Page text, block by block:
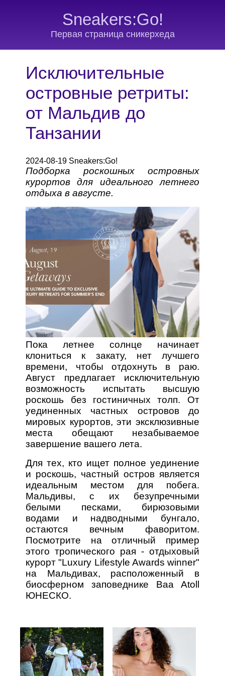
Sneakers:Go!
Первая страница сникерхеда
Исключительные
островные ретриты:
от Мальдив до
Танзании
2024-08-19 Sneakers:Go!
Подборка роскошных островных
курортов для идеального летнего
отдыха в августе.
Пока летнее солнце начинает
клониться к закату, нет лучшего
времени, чтобы отдохнуть в раю.
Август предлагает исключительную
возможность испытать высшую
роскошь без гостиничных толп. От
уединенных частных островов до
мировых курортов, эти эксклюзивные
места обещают незабываемое
завершение вашего лета.
Для тех, кто ищет полное уединение
и роскошь, частный остров является
идеальным местом для побега.
Мальдивы, с их безупречными
белыми песками, бирюзовыми
водами и надводными бунгало,
остаются вечным фаворитом.
Посмотрите на отличный пример
этого тропического рая - отдыховый
курорт "Luxury Lifestyle Awards winner"
на Мальдивах, расположенный в
биосферном заповеднике Baa Atoll
ЮНЕСКО.